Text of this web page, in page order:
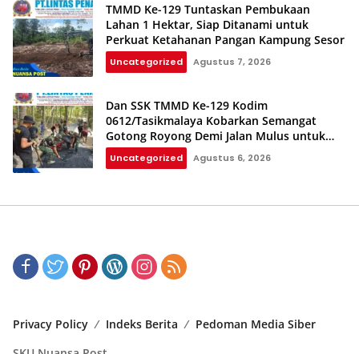
TMMD Ke-129 Tuntaskan Pembukaan
Lahan 1 Hektar, Siap Ditanami untuk
Perkuat Ketahanan Pangan Kampung Sesor
Uncategorized Agustus 7, 2026
Dan SSK TMMD Ke-129 Kodim
0612/Tasikmalaya Kobarkan Semangat
Gotong Royong Demi Jalan Mulus untuk
Rakyat
Uncategorized Agustus 6, 2026
Privacy Policy Indeks Berita
Pedoman Media Siber